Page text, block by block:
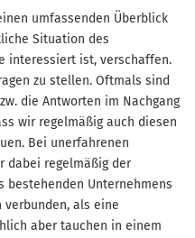
umfassenden Überblick
Situation des
interessiert ist, verschaffen.
zu stellen. Oftmals sind
die Antworten im Nachgang
wir regelmäßig auch diesen
Bei unerfahrenen
dabei regelmäßig der
bestehenden Unternehmens
als eine
aber tauchen in einem